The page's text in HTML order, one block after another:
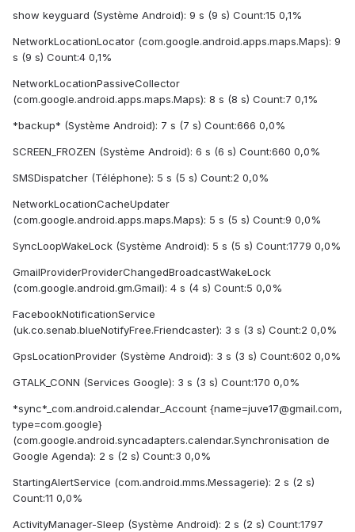
show keyguard (Système Android): 9 s (9 s) Count:15 0,1%
NetworkLocationLocator (com.google.android.apps.maps.Maps): 9
s (9 s) Count:4 0,1%
NetworkLocationPassiveCollector
(com.google.android.apps.maps.Maps): 8 s (8 s) Count:7 0,1%
*backup* (Système Android): 7 s (7 s) Count:666 0,0%
SCREEN_FROZEN (Système Android): 6 s (6 s) Count:660 0,0%
SMSDispatcher (Téléphone): 5 s (5 s) Count:2 0,0%
NetworkLocationCacheUpdater
(com.google.android.apps.maps.Maps): 5 s (5 s) Count:9 0,0%
SyncLoopWakeLock (Système Android): 5 s (5 s) Count:1779 0,0%
GmailProviderProviderChangedBroadcastWakeLock
(com.google.android.gm.Gmail): 4 s (4 s) Count:5 0,0%
FacebookNotificationService
(uk.co.senab.blueNotifyFree.Friendcaster): 3 s (3 s) Count:2 0,0%
GpsLocationProvider (Système Android): 3 s (3 s) Count:602 0,0%
GTALK_CONN (Services Google): 3 s (3 s) Count:170 0,0%
*sync*_com.android.calendar_Account {name=juve17@gmail.com,
type=com.google}
(com.google.android.syncadapters.calendar.Synchronisation de
Google Agenda): 2 s (2 s) Count:3 0,0%
StartingAlertService (com.android.mms.Messagerie): 2 s (2 s)
Count:11 0,0%
ActivityManager-Sleep (Système Android): 2 s (2 s) Count:1797